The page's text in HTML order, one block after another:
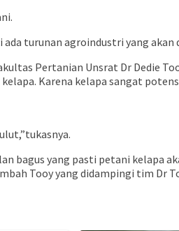
turunan agroindustri yang
Pertanian Unsrat Dr Dedie
Karena kelapa sangat
bagus yang pasti petani kelapa
Tooy yang didampingi tim Dr